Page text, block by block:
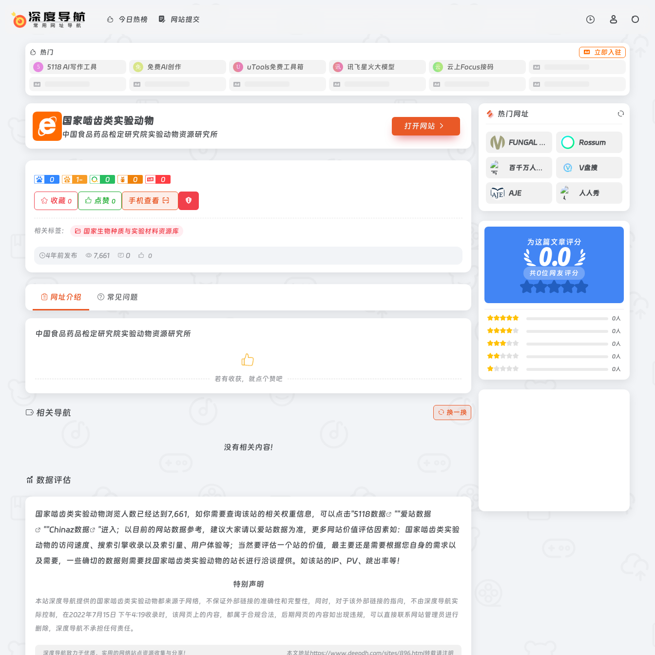
今日热榜 网站提交
热门
立即入驻
5118 AI写作工具
免费AI创作 uTools免费工具箱 讯飞星火大模型 云上Focus接码
国家啮齿类实验动物
中国食品药品检定研究院实验动物资源研究所
打开网站
0 1- 0 0 0
收藏 0 点赞 0 手机查看
相关标签： 国家生物种质与实验材料资源库
4年前发布 7,661 0 0
网址介绍 常见问题
中国食品药品检定研究院实验动物资源研究所
若有收获，就点个赞吧
相关导航 换一换
没有相关内容!
数据评估
国家啮齿类实验动物浏览人数已经达到7,661，如你需要查询该站的相关权重信息，可以点击"5118数据 ""爱站数据
""Chinaz数据
"进入；以目前的网站数据参考，建议大家请以爱站数据为准，更多网站价值评估因素如：国家啮齿类实验
动物的访问速度、搜索引擎收录以及索引量、用户体验等；当然要评估一个站的价值，最主要还是需要根据您自身的需求以
及需要，一些确切的数据则需要找国家啮齿类实验动物的站长进行洽谈提供。如该站的IP、PV、跳出率等！
特别声明
本站深度导航提供的国家啮齿类实验动物都来源于网络，不保证外部链接的准确性和完整性，同时，对于该外部链接的指向，不由深度导航实
际控制，在2022年7月15日 下午4:19收录时，该网页上的内容，都属于合规合法，后期网页的内容如出现违规，可以直接联系网站管理员进行
删除，深度导航不承担任何责任。
深度导航致力于优质、实用的网络站点资源收集与分享！ 本文地址https://www.deepdh.com/sites/896.html转载请注明
热门网址
FUNGAL DIVERSITY Rossum
百千万人才工程 V盘搜
AJE 人人秀
为这篇文章评分
0.0
共0位网友评分
0人
0人
0人
0人
0人